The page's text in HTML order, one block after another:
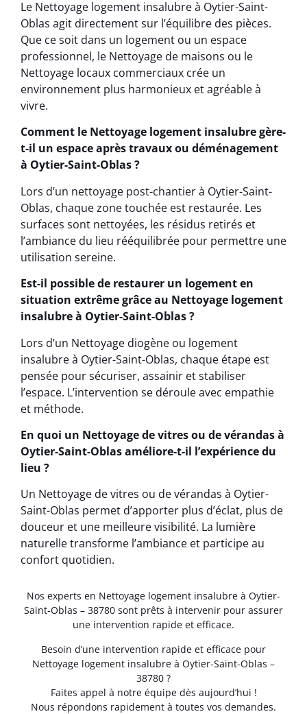
Le Nettoyage logement insalubre à Oytier-Saint-
Oblas agit directement sur l’équilibre des pièces.
Que ce soit dans un logement ou un espace
professionnel, le Nettoyage de maisons ou le
Nettoyage locaux commerciaux crée un
environnement plus harmonieux et agréable à
vivre.
Comment le Nettoyage logement insalubre gère-
t-il un espace après travaux ou déménagement
à Oytier-Saint-Oblas ?
Lors d’un nettoyage post-chantier à Oytier-Saint-
Oblas, chaque zone touchée est restaurée. Les
surfaces sont nettoyées, les résidus retirés et
l’ambiance du lieu rééquilibrée pour permettre une
utilisation sereine.
Est-il possible de restaurer un logement en
situation extrême grâce au Nettoyage logement
insalubre à Oytier-Saint-Oblas ?
Lors d’un Nettoyage diogène ou logement
insalubre à Oytier-Saint-Oblas, chaque étape est
pensée pour sécuriser, assainir et stabiliser
l’espace. L’intervention se déroule avec empathie
et méthode.
En quoi un Nettoyage de vitres ou de vérandas à
Oytier-Saint-Oblas améliore-t-il l’expérience du
lieu ?
Un Nettoyage de vitres ou de vérandas à Oytier-
Saint-Oblas permet d’apporter plus d’éclat, plus de
douceur et une meilleure visibilité. La lumière
naturelle transforme l’ambiance et participe au
confort quotidien.
Nos experts en Nettoyage logement insalubre à Oytier-
Saint-Oblas – 38780 sont prêts à intervenir pour assurer
une intervention rapide et efficace.
Besoin d’une intervention rapide et efficace pour
Nettoyage logement insalubre à Oytier-Saint-Oblas –
38780 ?
Faites appel à notre équipe dès aujourd’hui !
Nous répondons rapidement à toutes vos demandes.